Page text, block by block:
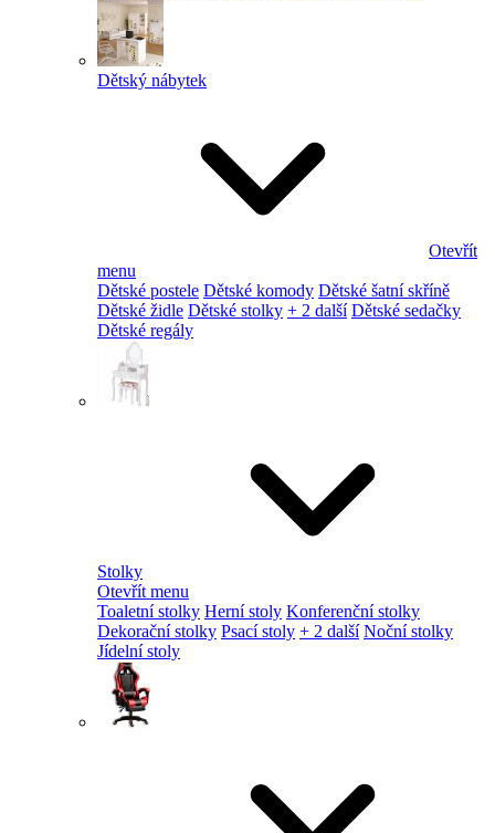
Dětský nábytek
Otevřít
menu
Dětské postele Dětské komody Dětské šatní skříně
Dětské židle Dětské stolky + 2 další Dětské sedačky
Dětské regály
Stolky
Otevřít menu
Toaletní stolky Herní stoly Konferenční stolky
Dekorační stolky Psací stoly + 2 další Noční stolky
Jídelní stoly